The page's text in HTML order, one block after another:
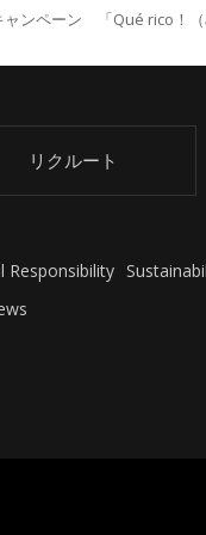
ンペーン 「Qué rico！（
リクルート
Responsibility